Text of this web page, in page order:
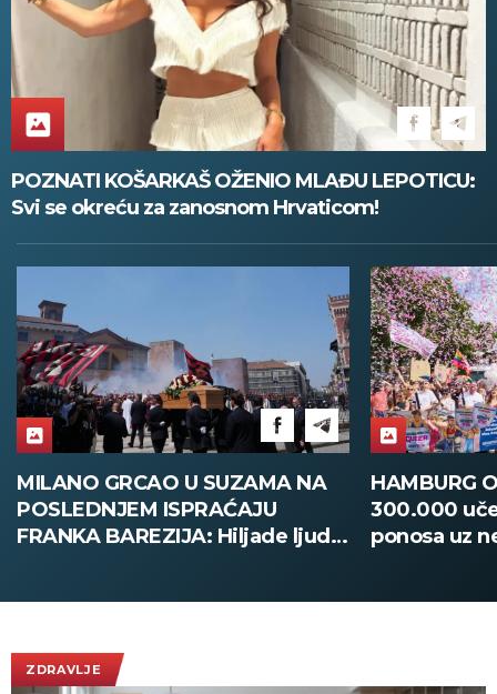
POZNATI KOŠARKAŠ OŽENIO MLAĐU LEPOTICU:
Svi se okreću za zanosnom Hrvaticom!
MILANO GRCAO U SUZAMA NA
POSLEDNJEM ISPRAĆAJU
FRANKA BAREZIJA: Hiljade ljudi
HAMBURG
300.000
ponosa uz
ZDRAVLJE